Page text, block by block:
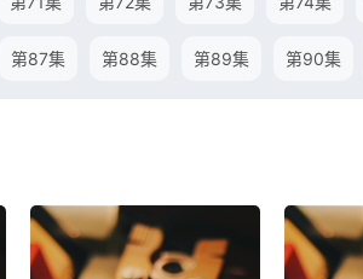
第87集 第88集 第89集 第90集